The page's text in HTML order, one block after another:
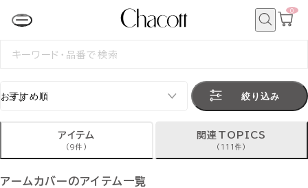
カ
0
検
絞り込み
アイテム
(9件)
関連TOPICS
(111件)
アームカバーのアイテム一覧